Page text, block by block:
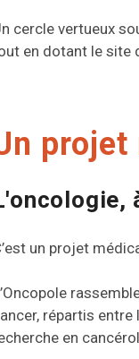
cercle vertueux
en dotant le site
un projet
répartis entre
en